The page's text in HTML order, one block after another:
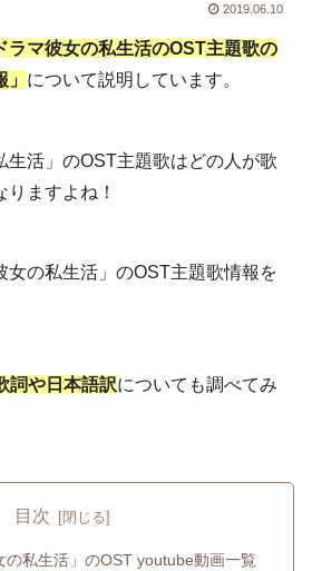
2019.06.10
ラマ彼女の私生活のOST主題歌の
について説明しています。
生活」のOST主題歌はどの人が歌
ますよね！
女の私生活」のOST主題歌情報を
詞や日本語訳についても調べてみ
目次
の私生活」のOST youtube動画一覧